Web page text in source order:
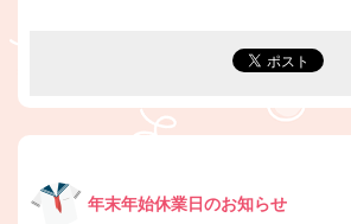
年末年始休業日のお知らせ